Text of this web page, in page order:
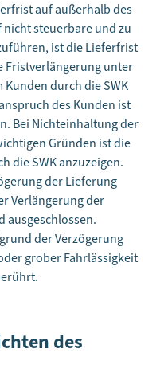
auf außerhalb des
steuerbare und zu
ist die Lieferfrist
Fristverlängerung unter
durch die SWK
des Kunden ist
Bei Nichteinhaltung der
Gründen ist die
die SWK anzuzeigen.
der Lieferung
Verlängerung der
ausgeschlossen.
der Verzögerung
grober Fahrlässigkeit
des